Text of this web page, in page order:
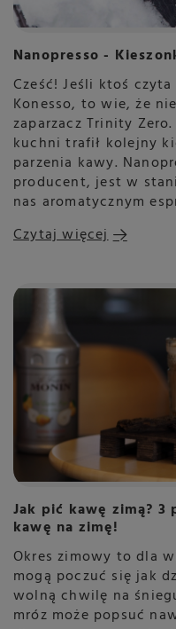
Nanopresso -
Cześć! Jeśli ktoś
Konesso, to wie, że
zaparzacz Trinity
kuchni trafił kolejny
parzenia kawy.
producent, jest w
nas aromatycznym
Czytaj więcej
Jak pić kawę zimą? 3
kawę na zimę!
Okres zimowy to dla
mogą poczuć się jak
wolną chwilę na
mróz może popsuć